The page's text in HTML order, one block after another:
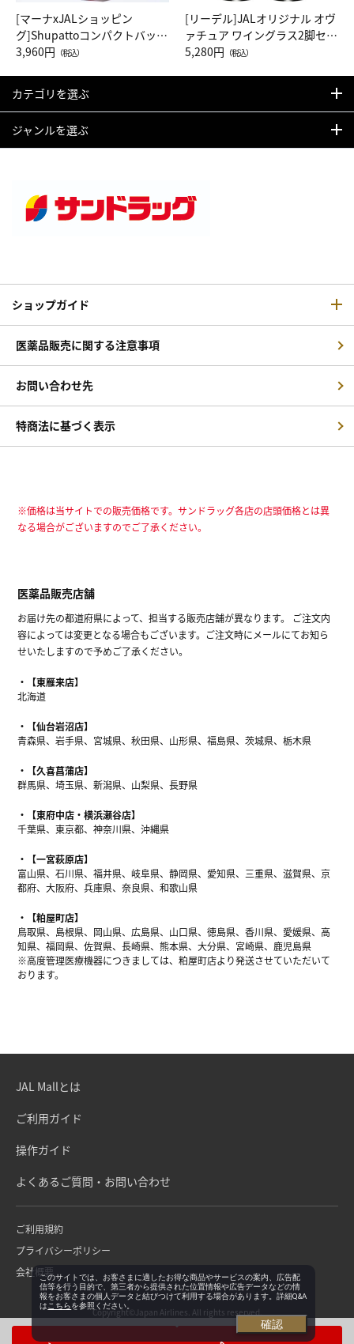
[マーナxJALショッピン
グ]Shupattoコンパクトバッグ
Drop JAL客室乗務員（LC）ス
3,960円 （税込）
[リーデル]JALオリジナル オヴ
ァチュア ワイングラス2脚セッ
ト（レッドワイン）
5,280円 （税込）
カテゴリを選ぶ
ジャンルを選ぶ
ショップガイド
医薬品販売に関する注意事項
お問い合わせ先
特商法に基づく表示
※価格は当サイトでの販売価格です。サンドラッグ各店の店頭価格とは異
なる場合がございますのでご了承ください。
医薬品販売店舗
お届け先の都道府県によって、担当する販売店舗が異なります。 ご注文内
容によっては変更となる場合もございます。ご注文時にメールにてお知ら
せいたしますので予めご了承ください。
【東雁来店】
北海道
【仙台岩沼店】
青森県、岩手県、宮城県、秋田県、山形県、福島県、茨城県、栃木県
【久喜菖蒲店】
群馬県、埼玉県、新潟県、山梨県、長野県
【東府中店・横浜瀬谷店】
千葉県、東京都、神奈川県、沖縄県
【一宮萩原店】
富山県、石川県、福井県、岐阜県、静岡県、愛知県、三重県、滋賀県、京
都府、大阪府、兵庫県、奈良県、和歌山県
【粕屋町店】
鳥取県、島根県、岡山県、広島県、山口県、徳島県、香川県、愛媛県、高
知県、福岡県、佐賀県、長崎県、熊本県、大分県、宮崎県、鹿児島県
※高度管理医療機器につきましては、粕屋町店より発送させていただいて
おります。
JAL Mallとは
ご利用ガイド
操作ガイド
よくあるご質問・お問い合わせ
ご利用規約
プライバシーポリシー
会社概要
Copyright©Japan Airlines. All rights reserved.
このサイトでは、お客さまに適したお得な商品やサービスの案内、広告配
信等を行う目的で、第三者から提供された位置情報や広告データなどの情
報をお客さまの個人データと結びつけて利用する場合があります。詳細Q&A
は こちらを参照ください。
確認